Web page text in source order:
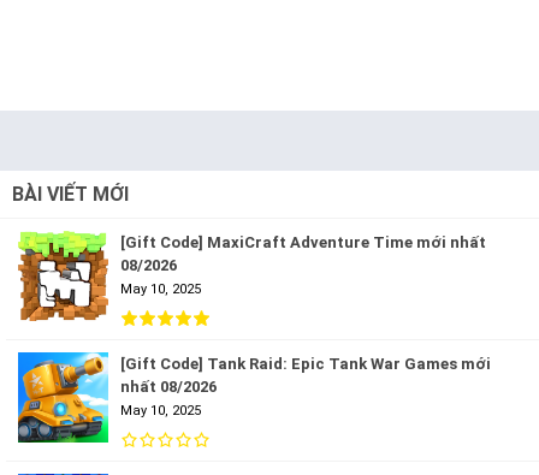
BÀI VIẾT MỚI
[Gift Code] MaxiCraft Adventure Time mới nhất
08/2026
May 10, 2025
[Gift Code] Tank Raid: Epic Tank War Games mới
nhất 08/2026
May 10, 2025